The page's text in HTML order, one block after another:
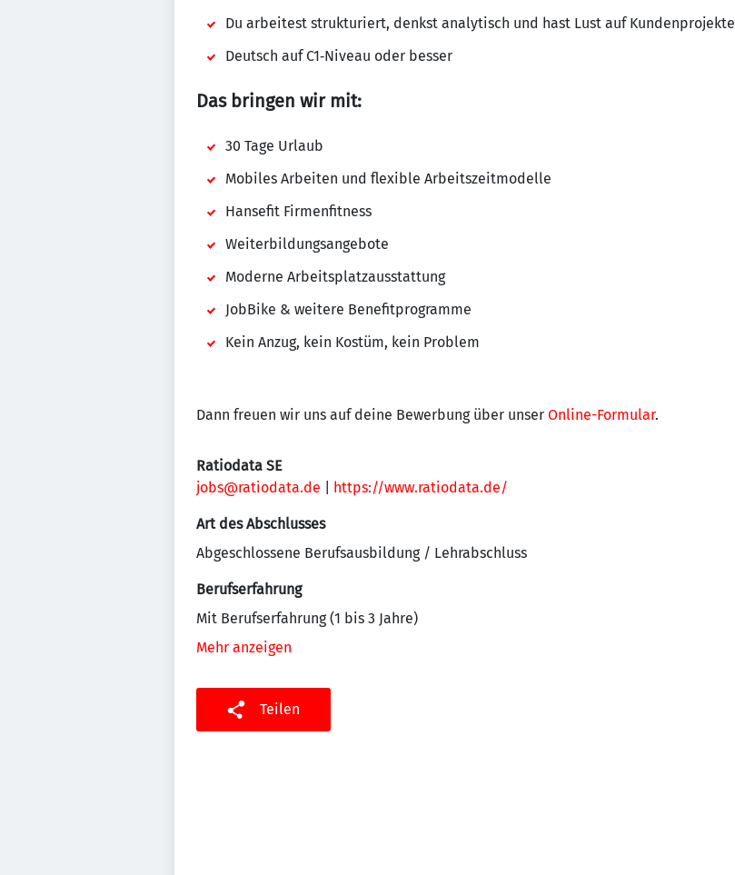
Du arbeitest strukturiert, denkst analytisch und hast Lust auf Kundenprojekte
Deutsch auf C1‑Niveau oder besser
Das bringen wir mit:
30 Tage Urlaub
Mobiles Arbeiten und flexible Arbeitszeitmodelle
Hansefit Firmenfitness
Weiterbildungsangebote
Moderne Arbeitsplatzausstattung
JobBike & weitere Benefitprogramme
Kein Anzug, kein Kostüm, kein Problem
Dann freuen wir uns auf deine Bewerbung über unser Online-Formular.
Ratiodata SE
jobs@ratiodata.de
https://www.ratiodata.de/
Art des Abschlusses
Abgeschlossene Berufsausbildung / Lehrabschluss
Berufserfahrung
Mit Berufserfahrung (1 bis 3 Jahre)
Mehr anzeigen
Teilen